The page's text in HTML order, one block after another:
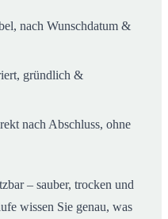
nach Wunschdatum &
gründlich &
nach Abschluss, ohne
– sauber, trocken und
wissen Sie genau, was